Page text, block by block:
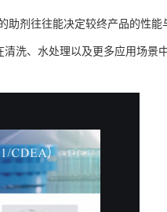
助剂往往能决定较终产品的性
洗、水处理以及更多应用场景中